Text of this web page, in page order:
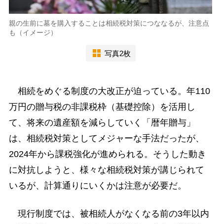
親の生前に墓を購入することは相続税対策につななるが、注意点
も（イメージ）
写真2枚
相続をめぐる制度の大改正が迫っている。年110
万円の贈与税の非課税枠（基礎控除）を活用し
て、将来の遺産額を減らしていく「暦年贈与」
は、相続税対策としてメジャーな手法だったが、
2024年から課税強化が進められる。そうした動き
に対抗しようと、様々な相続税対策が講じられて
いるが、計算通りにいくかは注意が必要だ。
現行制度では、被相続人がなくなる前の3年以内